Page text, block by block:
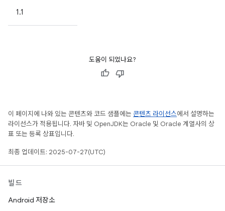
1.1
도움이 되었나요?
이 페이지에 나와 있는 콘텐츠와 코드 샘플에는 콘텐츠 라이선스에서 설명하는
라이선스가 적용됩니다. 자바 및 OpenJDK는 Oracle 및 Oracle 계열사의 상
표 또는 등록 상표입니다.
최종 업데이트: 2025-07-27(UTC)
빌드
Android 저장소